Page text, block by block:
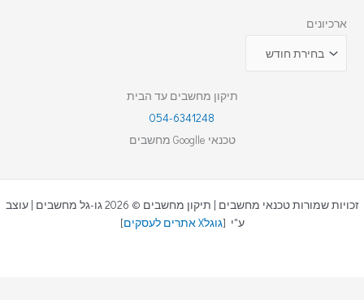
ארכיונים
תיקון מחשבים עד הבית
054-6341248
טכנאי Googlle מחשבים
זכויות שמורות טכנאי מחשבים | תיקון מחשבים © 2026 גו-גל מחשבים | עוצב
ע"י [גוגלX אתרים לעסקים ]